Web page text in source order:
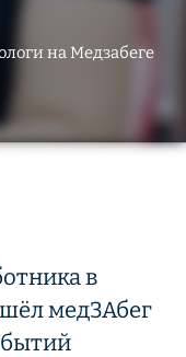
на Медзабеге
в
медЗАбег